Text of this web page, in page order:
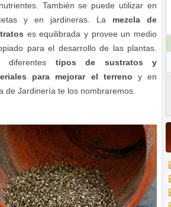
También se puede utilizar en
y en jardineras. La mezcla de
es equilibrada y provee un medio
para el desarrollo de las plantas.
diferentes tipos de sustratos y
para mejorar el terreno y en
de Jardinería te los nombraremos.